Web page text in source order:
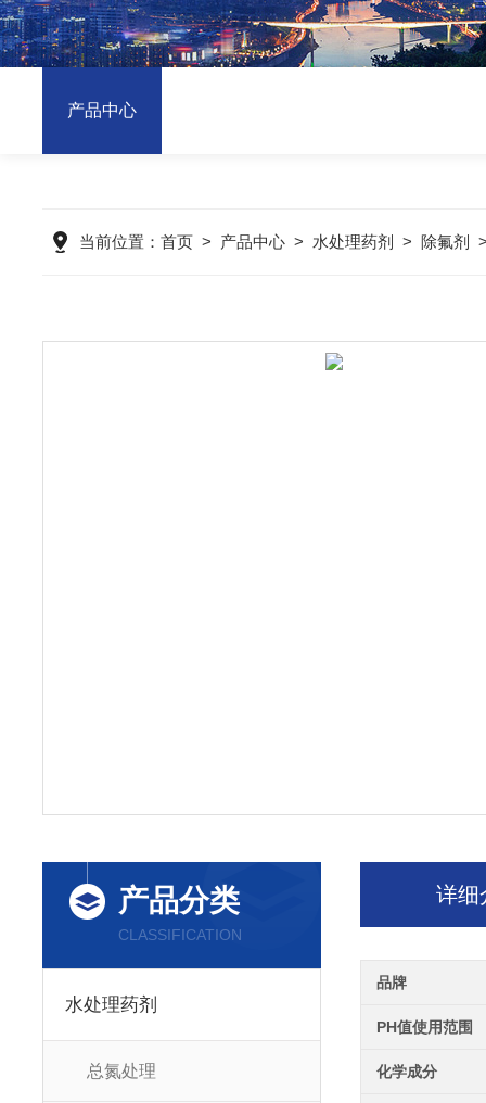
产品中心
当前位置： 首页 > 产品中心 > 水处理药剂 > 除氟剂
产品分类
CLASSIFICATION
水处理药剂
总氮处理
详细
品牌
PH值使用范围
化学成分